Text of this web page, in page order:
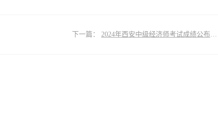
下一篇： 2024年西安中级经济师考试成绩公布啦！